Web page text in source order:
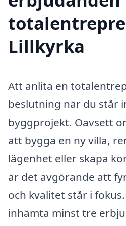
Lillkyrka
Att anlita en
beslutning när du står
byggprojekt. Oavsett
att bygga en ny villa,
lägenhet eller skapa
är det avgörande att
och kvalitet står i
inhämta minst tre